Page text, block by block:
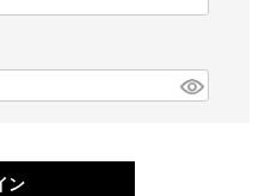
ン